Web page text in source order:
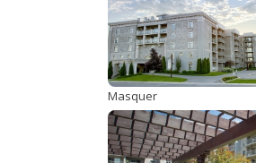
Masquer